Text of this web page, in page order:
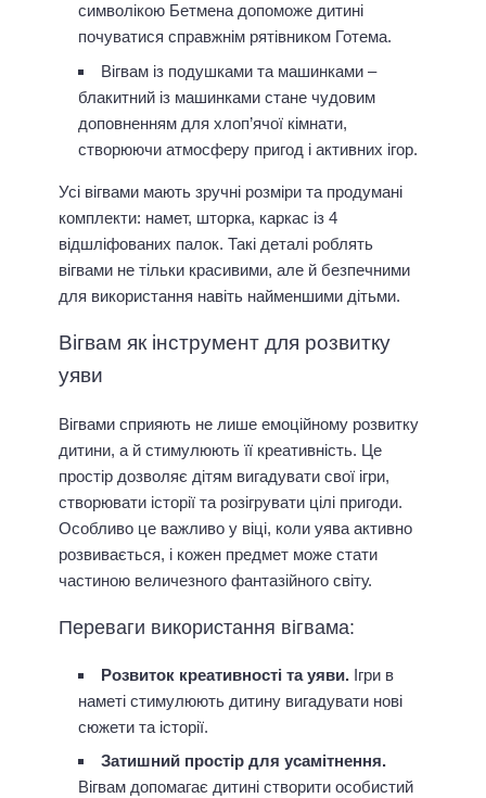
символікою Бетмена допоможе дитині
почуватися справжнім рятівником Готема.
Вігвам із подушками та машинками –
блакитний із машинками стане чудовим
доповненням для хлоп’ячої кімнати,
створюючи атмосферу пригод і активних ігор.
Усі вігвами мають зручні розміри та продумані
комплекти: намет, шторка, каркас із 4
відшліфованих палок. Такі деталі роблять
вігвами не тільки красивими, але й безпечними
для використання навіть найменшими дітьми.
Вігвам як інструмент для розвитку
уяви
Вігвами сприяють не лише емоційному розвитку
дитини, а й стимулюють її креативність. Це
простір дозволяє дітям вигадувати свої ігри,
створювати історії та розігрувати цілі пригоди.
Особливо це важливо у віці, коли уява активно
розвивається, і кожен предмет може стати
частиною величезного фантазійного світу.
Переваги використання вігвама:
Розвиток креативності та уяви. Ігри в
наметі стимулюють дитину вигадувати нові
сюжети та історії.
Затишний простір для усамітнення.
Вігвам допомагає дитині створити особистий